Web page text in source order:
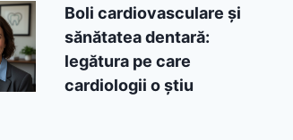
Boli cardiovasculare și
sănătatea dentară:
legătura pe care
cardiologii o știu